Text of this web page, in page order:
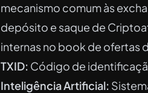
mecanismo comum às
depósito e saque de
internas no book de ofertas
TXID: Código de
Inteligência Artificial: